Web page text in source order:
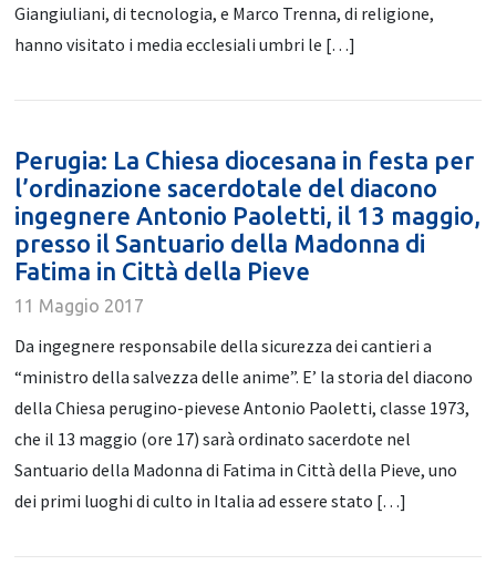
Giangiuliani, di tecnologia, e Marco Trenna, di religione,
hanno visitato i media ecclesiali umbri le […]
Perugia: La Chiesa diocesana in festa per
l’ordinazione sacerdotale del diacono
ingegnere Antonio Paoletti, il 13 maggio,
presso il Santuario della Madonna di
Fatima in Città della Pieve
11 Maggio 2017
Da ingegnere responsabile della sicurezza dei cantieri a
“ministro della salvezza delle anime”. E’ la storia del diacono
della Chiesa perugino-pievese Antonio Paoletti, classe 1973,
che il 13 maggio (ore 17) sarà ordinato sacerdote nel
Santuario della Madonna di Fatima in Città della Pieve, uno
dei primi luoghi di culto in Italia ad essere stato […]